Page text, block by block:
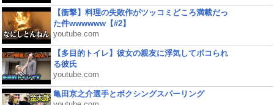
【衝撃】料理の失敗作がツッコミどころ満載だっ
た件wwwwww【#2】
youtube.com
【多目的トイレ】彼女の親友に浮気してボコられ
る彼氏
youtube.com
亀田京之介選手とボクシングスパーリング